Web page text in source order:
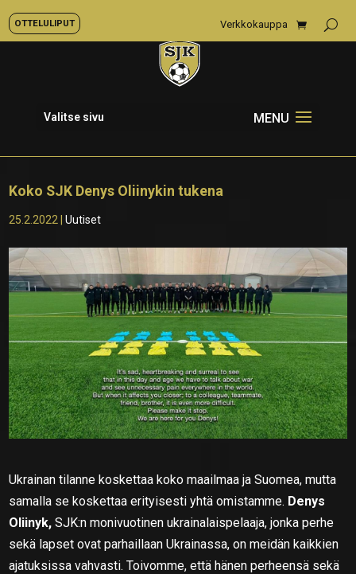
OTTELULIPUT Verkkokauppa
Valitse sivu
Koko SJK Denys Oliinykin tukena
25.2.2022 |Uutiset
Ukrainan tilanne koskettaa koko maailmaa ja Suomea, mutta
samalla se koskettaa erityisesti yhtä omistamme. Denys
Oliinyk, SJK:n monivuotinen ukrainalaispelaaja, jonka perhe
sekä lapset ovat parhaillaan Ukrainassa, on meidän kaikkien
ajatuksissa vahvasti. Toivomme, että hänen perheensä sekä